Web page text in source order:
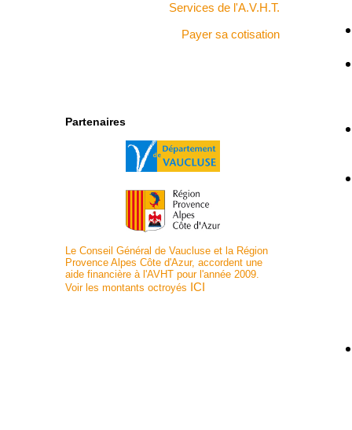
Services de l'A.V.H.T.
Payer sa cotisation
Partenaires
Le Conseil Général de Vaucluse et la Région
Provence Alpes Côte d'Azur, accordent une
aide financière à l'AVHT pour l'année 2009.
Voir les montants octroyés ICI